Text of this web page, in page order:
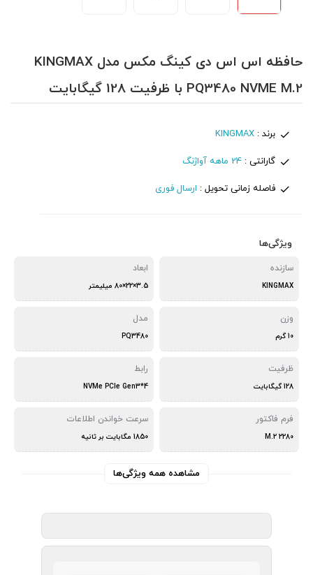
حافظه اس اس دی کینگ مکس مدل KINGMAX
PQ3480 NVME M.2 با ظرفیت 128 گیگابایت
برند :KINGMAX
گارانتی :24 ماهه آواژنگ
فاصله زمانی تحویل : ارسال فوری
ویژگی‌ها
سازنده
KINGMAX
ابعاد
3.5×22×80 میلیمتر
وزن
10 گرم
مدل
PQ3480
ظرفیت
128 گیگابایت
رابط
NVMe PCIe Gen3*4
فرم فاکتور
M.2 2280
سرعت خواندن اطلاعات
1850 مگابایت بر ثانیه
مشاهده همه ویژگی‌ها